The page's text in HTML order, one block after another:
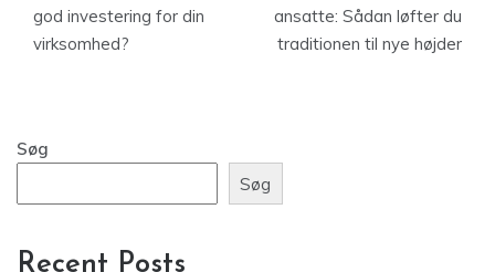
god investering for din
virksomhed?
ansatte: Sådan løfter du
traditionen til nye højder
Søg
Søg
Recent Posts